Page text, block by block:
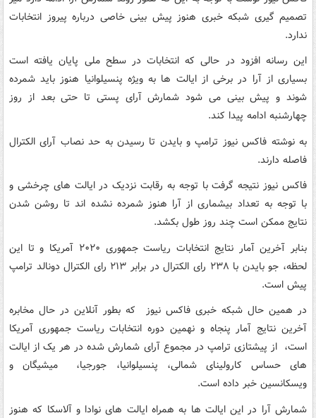
تصمیم گیری شبکه خبری هنوز پیش بینی خاصی درباره پیروز انتخابات
ندارد.
این رسانه افزود در حالی که انتخابات در سطح ملی پایان یافته است
بسیاری از آرا در برخی از ایالت ها به ویژه پنسیلوانیا هنوز باید شمرده
شوند و پیش بینی می شود شمارش آرای پستی تا حتی بعد از روز
چهارشنبه ادامه پیدا کند.
به نوشته فاکس نیوز ترامپ و بایدن تا رسیدن به حد نصاب آرای الکترال
فاصله دارند.
فاکس نیوز نتیجه گرفت با توجه به رقابت نزدیک در ایالت های چرخشی و
با توجه به تعداد بیشماری از آرا هنوز شمرده نشده اند تا روشن شدن
نتایج ممکن است چند روز طول بکشد.
بنابر آخرین آمار نتایج انتخابات ریاست جمهوری ۲۰۲۰ آمریکا و تا این
لحظه، جو بایدن با ۲۳۸ رای الکترال در برابر ۲۱۳ رای الکترال دونالد ترامپ
پیش است.
در همین حال شبکه خبری فاکس نیوز که بطور آنلاین در حال مخابره
آخرین نتایج آمار پنجاه و نهمین دوره انتخابات ریاست جمهوری آمریکا
است، از پیشتازی ترامپ در مجموع آرای شمارش شده در هر یک از ایالت
های حساس کارولینای شمالی، پنسیلوانیا، جورجیا، میشیگان و
ویسکانسین خبر داده است.
شمارش آرا در این ایالت ها به همراه ایالت های نوادا و آلاسکا که هنوز